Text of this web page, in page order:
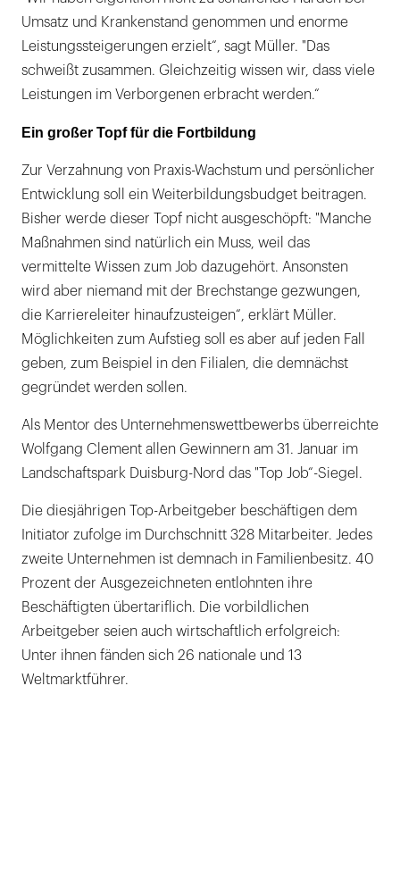
Umsatz und Krankenstand genommen und enorme
Leistungssteigerungen erzielt“, sagt Müller. "Das
schweißt zusammen. Gleichzeitig wissen wir, dass viele
Leistungen im Verborgenen erbracht werden.“
Ein großer Topf für die Fortbildung
Zur Verzahnung von Praxis-Wachstum und persönlicher
Entwicklung soll ein Weiterbildungsbudget beitragen.
Bisher werde dieser Topf nicht ausgeschöpft: "Manche
Maßnahmen sind natürlich ein Muss, weil das
vermittelte Wissen zum Job dazugehört. Ansonsten
wird aber niemand mit der Brechstange gezwungen,
die Karriereleiter hinaufzusteigen“, erklärt Müller.
Möglichkeiten zum Aufstieg soll es aber auf jeden Fall
geben, zum Beispiel in den Filialen, die demnächst
gegründet werden sollen.
Als Mentor des Unternehmenswettbewerbs überreichte
Wolfgang Clement allen Gewinnern am 31. Januar im
Landschaftspark Duisburg-Nord das "Top Job“-Siegel.
Die diesjährigen Top-Arbeitgeber beschäftigen dem
Initiator zufolge im Durchschnitt 328 Mitarbeiter. Jedes
zweite Unternehmen ist demnach in Familienbesitz. 40
Prozent der Ausgezeichneten entlohnten ihre
Beschäftigten übertariflich. Die vorbildlichen
Arbeitgeber seien auch wirtschaftlich erfolgreich:
Unter ihnen fänden sich 26 nationale und 13
Weltmarktführer.